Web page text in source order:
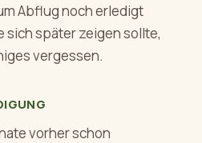
Abflug noch erledigt
sich später zeigen sollte,
vergessen.
vorher schon